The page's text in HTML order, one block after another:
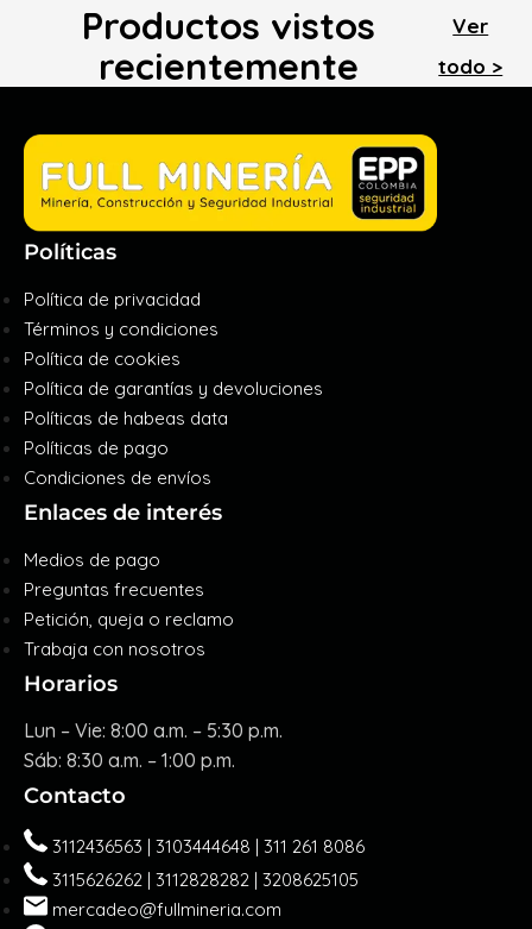
Productos vistos
recientemente
Ver
todo >
Políticas
Política de privacidad
Términos y condiciones
Política de cookies
Política de garantías y devoluciones
Políticas de habeas data
Políticas de pago
Condiciones de envíos
Enlaces de interés
Medios de pago
Preguntas frecuentes
Petición, queja o reclamo
Trabaja con nosotros
Horarios
Lun – Vie: 8:00 a.m. – 5:30 p.m.
Sáb: 8:30 a.m. – 1:00 p.m.
Contacto
3112436563 | 3103444648 | 311 261 8086
3115626262 | 3112828282 | 3208625105
mercadeo@fullmineria.com